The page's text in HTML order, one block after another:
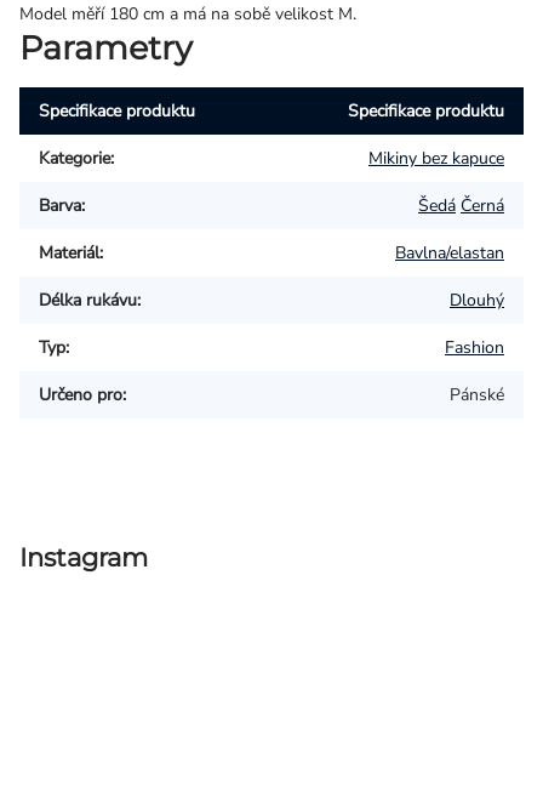
Model měří 180 cm a má na sobě velikost M.
Parametry
Specifikace produktu Specifikace produktu
Kategorie: Mikiny bez kapuce
Barva: Šedá Černá
Materiál: Bavlna/elastan
Délka rukávu: Dlouhý
Typ: Fashion
Určeno pro: Pánské
Instagram